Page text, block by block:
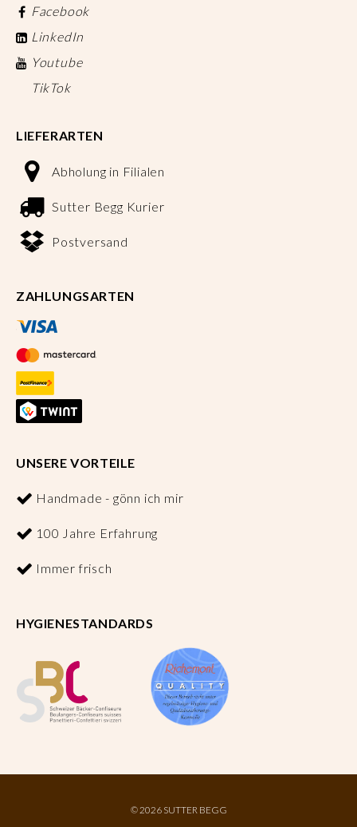
Facebook
LinkedIn
Youtube
TikTok
LIEFERARTEN
Abholung in Filialen
Sutter Begg Kurier
Postversand
ZAHLUNGSARTEN
UNSERE VORTEILE
Handmade - gönn ich mir
100 Jahre Erfahrung
Immer frisch
HYGIENESTANDARDS
©2026 SUTTER BEGG